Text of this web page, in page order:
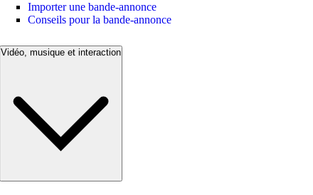
Importer une bande-annonce
Conseils pour la bande-annonce
Vidéo, musique et interaction